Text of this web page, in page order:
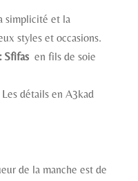
simplicité et la
styles et occasions.
Sfifas en fils de soie
Les détails en A3kad
de la manche est de